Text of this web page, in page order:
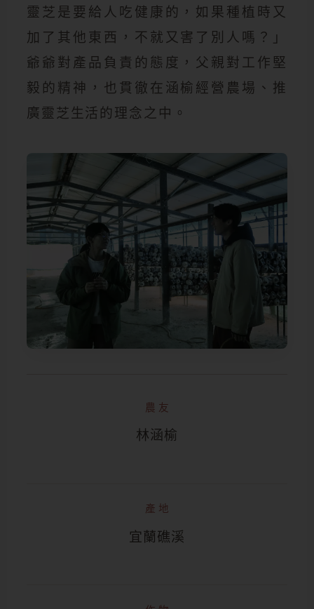
靈芝是要給人吃健康的，如果種植時又
加了其他東西，不就又害了別人嗎？」
爺爺對產品負責的態度，父親對工作堅
毅的精神，也貫徹在涵榆經營農場、推
廣靈芝生活的理念之中。
農友
林涵榆
產地
宜蘭礁溪